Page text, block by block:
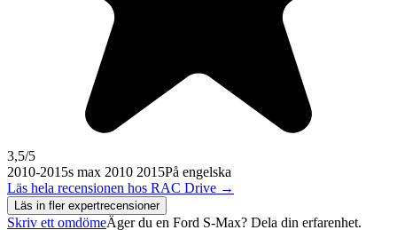
3,5/5
2010-2015s max 2010 2015På engelska
Läs hela recensionen hos RAC Drive →
Läs in fler expertrecensioner
Skriv ett omdömeÄger du en Ford S-Max? Dela din erfarenhet.